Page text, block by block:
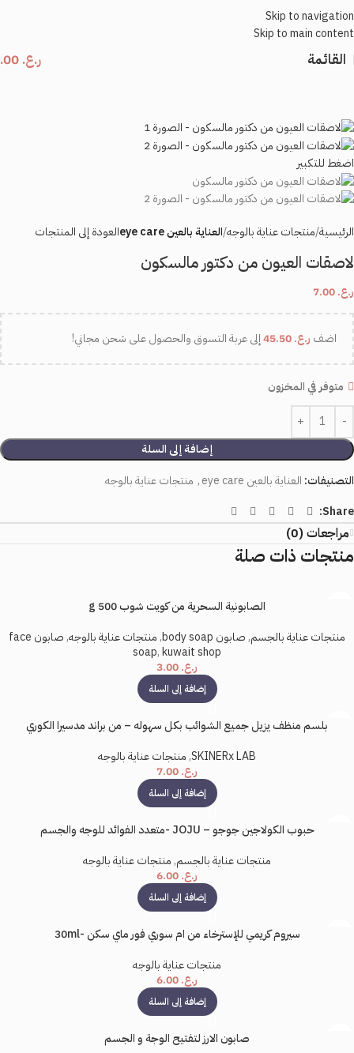
Skip to navigation
Skip to main content
القائمة ر.ع.
اضغط للتكبير
الرئيسية منتجات عناية بالوجه العناية بالعين eye care العودة إلى المنتجات
لاصقات العيون من دكتور مالسكون
ر.ع.
اضف ر.ع. إلى عربة التسوق والحصول على شحن مجاني!
متوفر في المخزون
إضافة إلى السلة
التصنيفات: العناية بالعين eye care , منتجات عناية بالوجه
Share:
مراجعات (0)
منتجات ذات صلة
الصابونية السحرية من كويت شوب 500 g
منتجات عناية بالجسم, صابون body soap , منتجات عناية بالوجه,
صابون face
soap,kuwait shop
ر.ع.
إضافة إلى السلة
بلسم منظف يزيل جميع الشوائب بكل سهوله – من براند مدسيرا الكوري
SKINERx LAB
, منتجات عناية بالوجه
ر.ع.
إضافة إلى السلة
حبوب الكولاجين جوجو – JOJU -متعدد الفوائد للوجه والجسم
منتجات عناية بالجسم, منتجات عناية بالوجه
ر.ع.
إضافة إلى السلة
سيروم كريمي للإسترخاء من ام سوري فور ماي سكن -30ml
منتجات عناية بالوجه
ر.ع.
إضافة إلى السلة
صابون الارز لتفتيح الوجة و الجسم